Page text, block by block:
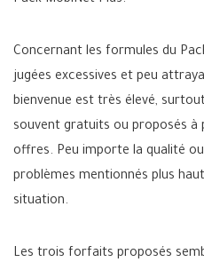
Concernant les formules du
jugées excessives et peu
bienvenue est très élevé,
souvent gratuits ou proposés à
offres. Peu importe la qualité
problèmes mentionnés plus
situation.
Les trois forfaits proposés